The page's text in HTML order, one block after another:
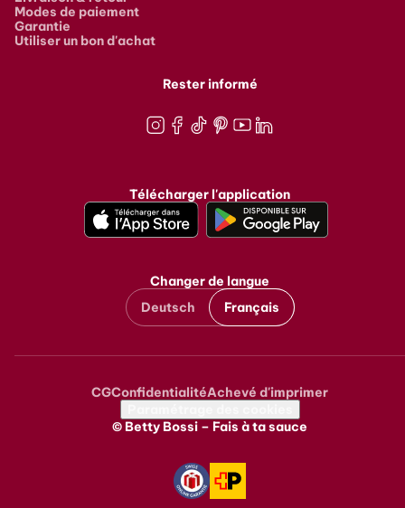
Modes de paiement
Garantie
Utiliser un bon d'achat
Rester informé
Télécharger l'application
Changer de langue
Deutsch
Français
Metanavigation
CGConfidentialitéAchevé d'imprimer
© Betty Bossi – Fais à ta sauce